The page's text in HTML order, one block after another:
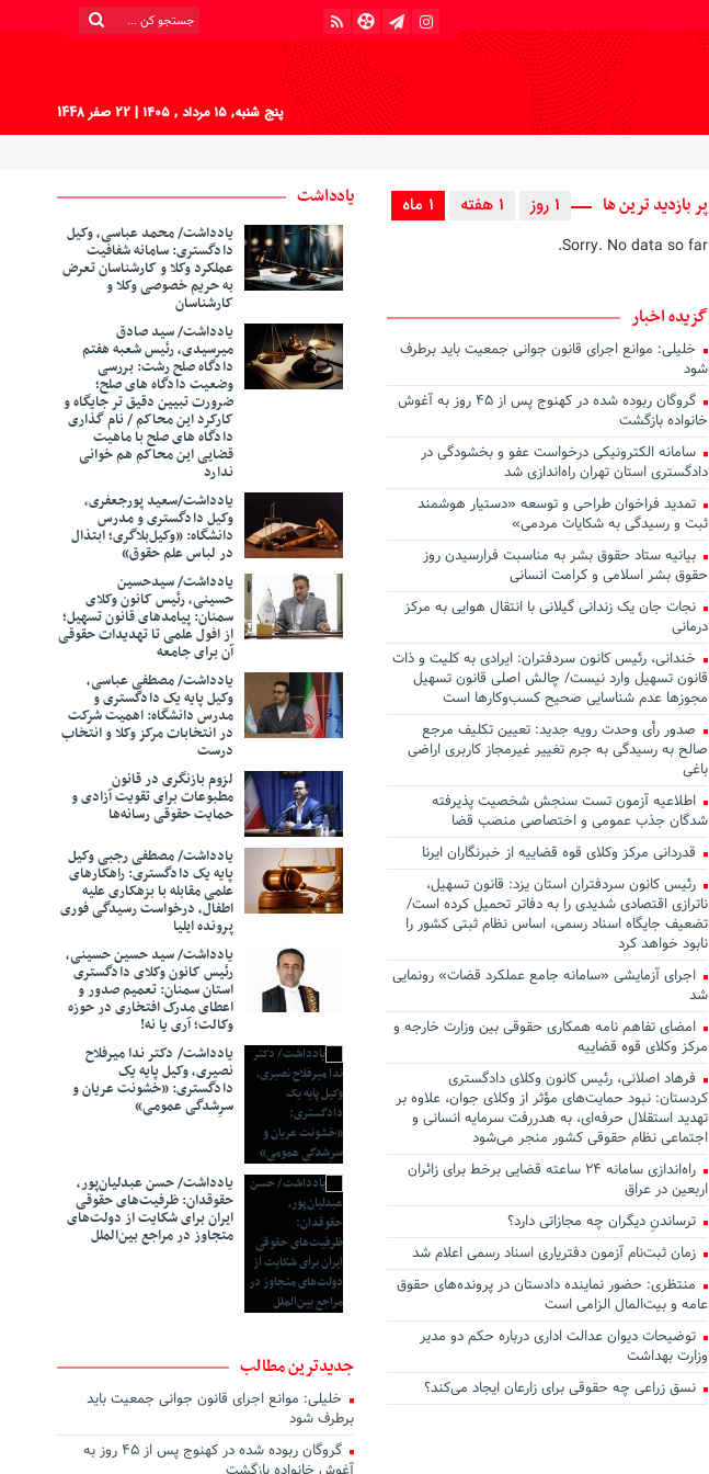
پنج شنبه, ۱۵ مرداد , ۱۴۰۵ | 22 صفر 1448
پر بازدید ترین ها 1 ماه 1 هفته 1 روز
Sorry. No data so far.
گزیده اخبار
خلیلی: موانع اجرای قانون جوانی جمعیت باید برطرف
شود
گروگان ربوده‌ شده در کهنوج پس از ۴۵ روز به آغوش
خانواده بازگشت
سامانه الکترونیکی درخواست عفو و بخشودگی در
دادگستری استان تهران راه‌اندازی شد
تمدید فراخوان طراحی و توسعه «دستیار هوشمند
ثبت و رسیدگی به شکایات مردمی»
بیانیه ستاد حقوق بشر به مناسبت فرارسیدن روز
حقوق بشر اسلامی و کرامت انسانی
نجات جان یک زندانی گیلانی با انتقال هوایی به مرکز
درمانی
خندانی، رئیس کانون سردفتران: ایرادی به کلیت و ذات
قانون تسهیل وارد نیست/ چالش اصلی قانون تسهیل
مجوزها عدم شناسایی صحیح کسب‌وکارها است
صدور رأی وحدت رویه جدید: تعیین تکلیف مرجع
صالح به رسیدگی به جرم تغییر غیرمجاز کاربری اراضی
با‌غی
اطﻼعیه آزمون تست سنجش شخصیت پذیرفته
شدگان جذب عمومی و اختصاصی منصب قضا
قدردانی مرکز وکلای قوه قضاییه از خبرنگاران ایرنا
رئیس کانون سردفتران استان یزد: قانون تسهیل،
ناترازی اقتصادی شدیدی را به دفاتر تحمیل کرده است/
تضعیف جایگاه اسناد رسمی، اساس نظام ثبتی کشور را
نابود خواهد کرد
اجرای آزمایشی «سامانه جامع عملکرد قضات» رونمایی
شد
امضای تفاهم نامه همکاری حقوقی بین وزارت خارجه و
مرکز وکلای قوه قضاییه
فرهاد اصلانی، رئیس کانون وکلای دادگستری
کردستان: نبود حمایت‌های مؤثر از وکلای جوان، علاوه بر
تهدید استقلال حرفه‌ای، به هدررفت سرمایه انسانی و
اجتماعی نظام حقوقی کشور منجر می‌شود
راه‌اندازی سامانه ۲۴ ساعته قضایی برخط برای زائران
اربعین در عراق
ترساندنِ دیگران چه مجازاتی دارد؟
زمان ثبت‌نام آزمون دفتریاری اسناد رسمی اعلام شد
منتظری: حضور نماینده دادستان در پرونده‌های حقوق
عامه و بیت‌المال الزامی است
توضیحات دیوان عدالت اداری درباره حکم دو مدیر
وزارت بهداشت
نسق زراعی چه حقوقی برای زارعان ایجاد می‌کند؟
یادداشت
یادداشت/ محمد عباسی، وکیل
دادگستری: سامانه شفافیت
عملکرد وکلا و کارشناسان تعرض
به حریم خصوصی وکلا و
کارشناسان
‎یادداشت/ سید صادق
میرسیدی، رئیس شعبه هفتم
دادگاه صلح رشت: بررسی
وضعیت دادگاه های صلح؛
ضرورت تبیین دقیق تر جایگاه و
کارکرد این محاکم / نام گذاری
دادگاه های صلح با ماهیت
قضایی این محاکم هم خوانی
ندارد
یادداشت/سعید‌ پورجعفری،
وکیل دادگستری و مدرس
دانشگاه: «وکیل‌بلاگری؛ ابتذال
در لباس علم حقوق»
یادداشت/ سیدحسین
حسینی، رئیس کانون وکلای
سمنان: پیامدهای قانون تسهیل؛
از افول علمی تا تهدیدات حقوقی
آن برای جامعه
یادداشت/ مصطفی عباسی،
وکیل پایه یک دادگستری و
مدرس دانشگاه: اهمیت شرکت
در انتخابات مرکز وکلا ‌و انتخاب
درست
لزوم بازنگری در قانون
مطبوعات برای تقویت آزادی و
حمایت حقوقی رسانه‌ها
یادداشت/ مصطفی رجبی وکیل
پایه یک دادگستری: راهکارهای
علمی مقابله با بزهکاری علیه
اطفال، درخواست رسیدگی فوری
پرونده ایلیا
یادداشت/ سید حسین حسینی،
رئیس کانون وکلای دادگستری
استان سمنان: تعمیم صدور و
اعطای مدرک افتخاری در حوزه
وکالت؛ آری یا نه!
یادداشت/ دکتر ندا میرفلاح
نصیری، وکیل پایه یک
دادگستری: «خشونت عریان و
سرِشدگی عمومی»
یادداشت/ حسن عبدلیان‌پور،
حقوقدان: ظرفیت‌های حقوقی
ایران برای شکایت از دولت‌های
متجاوز در مراجع بین‌الملل
جدیدترین مطالب
خلیلی: موانع اجرای قانون جوانی جمعیت باید
برطرف شود
گروگان ربوده‌ شده در کهنوج پس از ۴۵ روز به